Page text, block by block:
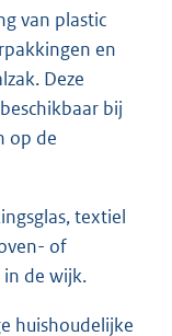
van plastic
en
Deze
bij
op de
textiel
of
de wijk.
huishoudelijke